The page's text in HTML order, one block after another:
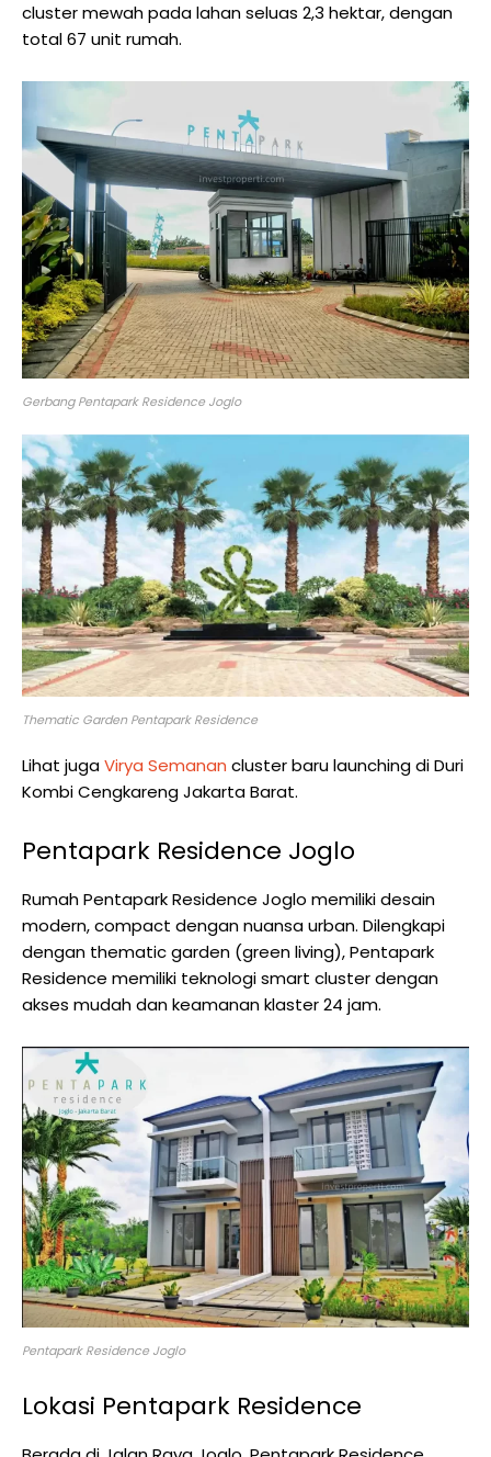
cluster mewah pada lahan seluas 2,3 hektar, dengan
total 67 unit rumah.
Gerbang Pentapark Residence Joglo
Thematic Garden Pentapark Residence
Lihat jugaVirya Semanan cluster baru launching di Duri
Kombi Cengkareng Jakarta Barat.
Pentapark Residence Joglo
Rumah Pentapark Residence Joglo memiliki desain
modern, compact dengan nuansa urban. Dilengkapi
dengan thematic garden (green living), Pentapark
Residence memiliki teknologi smart cluster dengan
akses mudah dan keamanan klaster 24 jam.
Pentapark Residence Joglo
Lokasi Pentapark Residence